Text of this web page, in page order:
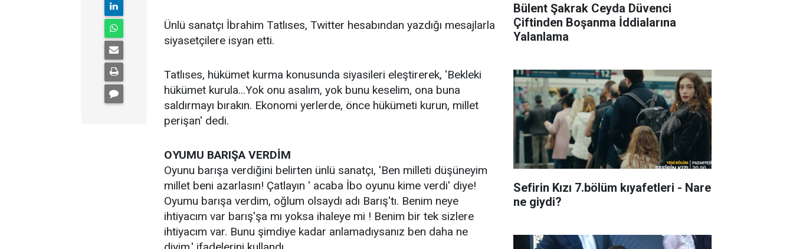
Ünlü sanatçı İbrahim Tatlıses, Twitter hesabından yazdığı mesajlarla
siyasetçilere isyan etti.
Tatlıses, hükümet kurma konusunda siyasileri eleştirerek, 'Bekleki
hükümet kurula...Yok onu asalım, yok bunu keselim, ona buna
saldırmayı bırakın. Ekonomi yerlerde, önce hükümeti kurun, millet
perişan' dedi.
OYUMU BARIŞA VERDİM
Oyunu barışa verdiğini belirten ünlü sanatçı, 'Ben milleti düşüneyim
millet beni azarlasın! Çatlayın ' acaba İbo oyunu kime verdi' diye!
Oyumu barışa verdim, oğlum olsaydı adı Barış'tı. Benim neye
ihtiyacım var barış'şa mı yoksa ihaleye mi ! Benim bir tek sizlere
ihtiyacım var. Bunu şimdiye kadar anlamadıysanız ben daha ne
Bülent Şakrak Ceyda Düvenci
Çiftinden Boşanma İddialarına
Yalanlama
Sefirin Kızı 7.bölüm kıyafetleri - Nare
ne giydi?